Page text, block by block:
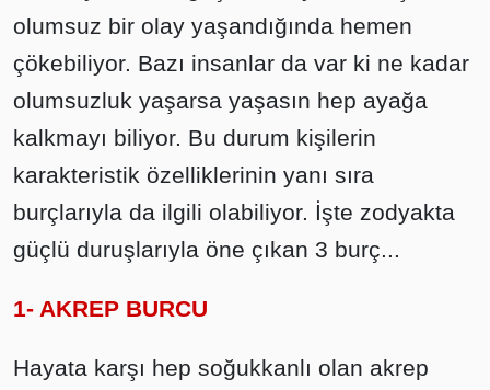
olumsuz bir olay yaşandığında hemen
çökebiliyor. Bazı insanlar da var ki ne kadar
olumsuzluk yaşarsa yaşasın hep ayağa
kalkmayı biliyor. Bu durum kişilerin
karakteristik özelliklerinin yanı sıra
burçlarıyla da ilgili olabiliyor. İşte zodyakta
güçlü duruşlarıyla öne çıkan 3 burç...
1- AKREP BURCU
Hayata karşı hep soğukkanlı olan akrep